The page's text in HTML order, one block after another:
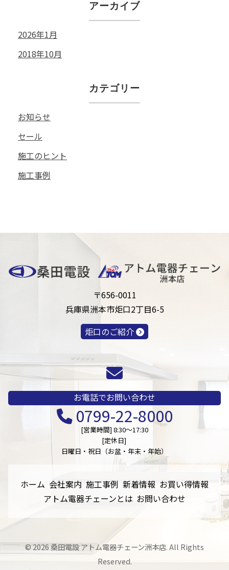
アーカイブ
2026年1月
2018年10月
カテゴリー
お知らせ
セール
施工のヒント
施工事例
〒656-0011
兵庫県洲本市炬口2丁目6-5
炬口のご紹介
お電話でお問い合わせ
0799-22-8000
[営業時間] 8:30～17:30
[定休日]
日曜日・祝日（お盆・年末・年始）
ホーム 会社案内 施工事例 新着情報 お買い得情報
アトム電器チェーンとは お問い合わせ
©2026 桑田電設 アトム電器チェーン洲本店. All Rights
Reserved.